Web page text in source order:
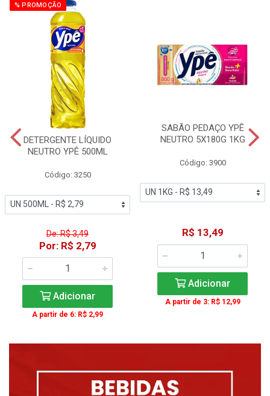
% PROMOÇÃO
DETERGENTE LÍQUIDO
NEUTRO YPÊ 500ML
Código: 3250
De: R$ 3,49
Por: R$ 2,79
Adicionar
A partir de 6: R$ 2,99
SABÃO PEDAÇO YPÊ
NEUTRO 5X180G 1KG
Código: 3900
R$ 13,49
Adicionar
A partir de 3: R$ 12,99